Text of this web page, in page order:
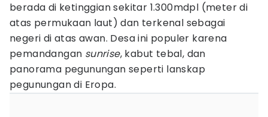
berada di ketinggian sekitar 1.300mdpl (meter di
atas permukaan laut) dan terkenal sebagai
negeri di atas awan. Desa ini populer karena
pemandangan sunrise, kabut tebal, dan
panorama pegunungan seperti lanskap
pegunungan di Eropa.